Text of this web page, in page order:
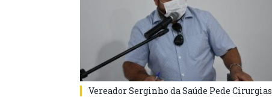
Vereador Serginho da Saúde Pede Cirurgias